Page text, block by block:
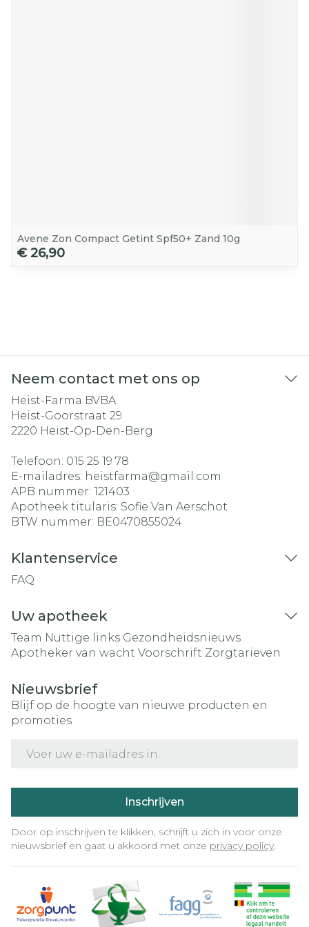
Avene Zon Compact Getint Spf50+ Zand 10g
€ 26,90
Neem contact met ons op
Heist-Farma BVBA
Heist-Goorstraat 29
2220 Heist-Op-Den-Berg
Telefoon: 015 25 19 78
E-mailadres: heistfarma@gmail.com
APB nummer: 121403
Apotheek titularis: Sofie Van Aerschot
BTW nummer: BE0470855024
Klantenservice
FAQ
Uw apotheek
Team Nuttige links Gezondheidsnieuws
Apotheker van wacht Voorschrift Zorgtarieven
Nieuwsbrief
Blijf op de hoogte van nieuwe producten en
promoties
Inschrijven
Door op inschrijven te klikken, schrijft u zich in voor onze
nieuwsbrief en gaat u akkoord met onze privacy policy.